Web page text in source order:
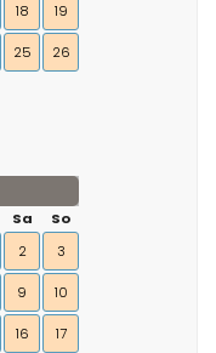
18 19
25 26
Sa
So
2 3
9 10
16 17